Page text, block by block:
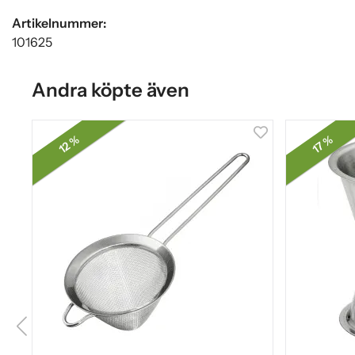
Artikelnummer:
101625
Andra köpte även
12 % 17 %